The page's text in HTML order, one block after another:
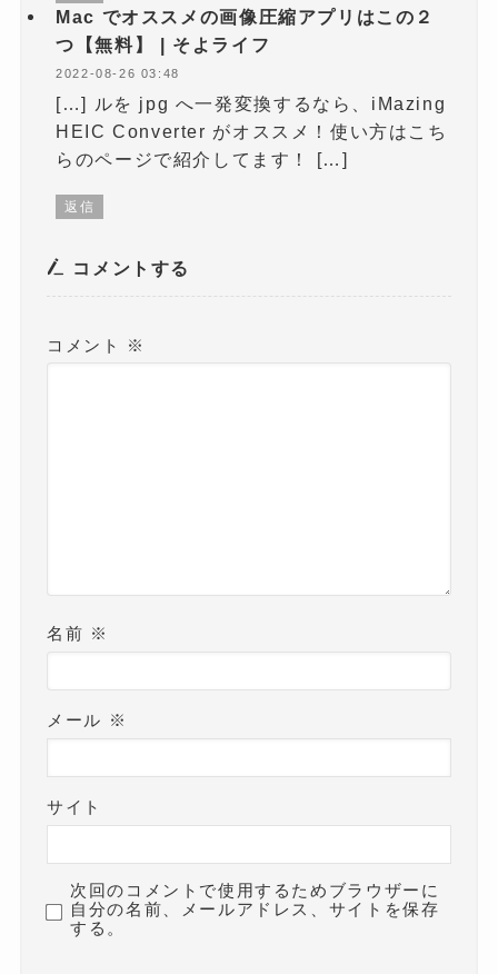
Mac でオススメの画像圧縮アプリはこの２
つ【無料】 | そよライフ
2022-08-26 03:48
[…] ルを jpg へ一発変換するなら、iMazing
HEIC Converter がオススメ！使い方はこち
らのページで紹介してます！ […]
返信
コメントする
コメント ※
名前 ※
メール ※
サイト
次回のコメントで使用するためブラウザーに
自分の名前、メールアドレス、サイトを保存
する。